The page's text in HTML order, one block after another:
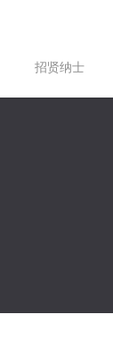
招贤纳士